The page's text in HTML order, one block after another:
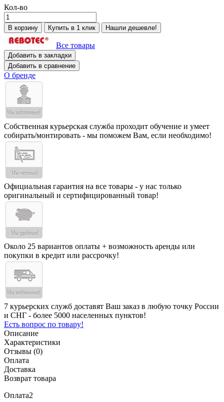
Кол-во
В корзину Купить в 1 клик Нашли дешевле!
Все товары
Добавить в закладки
Добавить в сравнение
О бренде
Собственная курьерская служба проходит обучение и умеет
собирать/монтировать - мы поможем Вам, если необходимо!
Официальная гарантия на все товары - у нас только
оригинальный и сертифицированный товар!
Около 25 вариантов оплаты + возможность аренды или
покупки в кредит или рассрочку!
7 курьерских служб доставят Ваш заказ в любую точку России
и СНГ - более 5000 населенных пунктов!
Есть вопрос по товару!
Описание
Характеристики
Отзывы (0)
Оплата
Доставка
Возврат товара
Оплата2